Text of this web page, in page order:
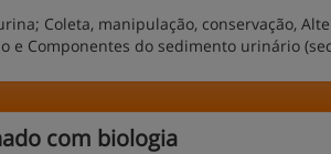
Coleta, manipulação, conservação,
e Componentes do sedimento urinário
com biologia